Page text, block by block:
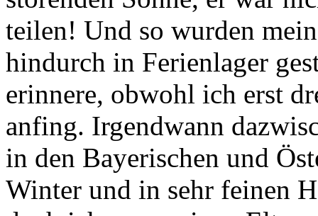
teilen! Und so wurden
hindurch in Ferienlager
erinnere, obwohl ich erst
anfing. Irgendwann
in den Bayerischen und
Winter und in sehr feinen